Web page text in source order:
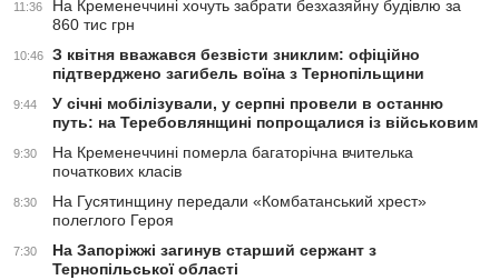
11:36
На Кременеччині хочуть забрати безхазяйну будівлю за
860 тис грн
10:46
З квітня вважався безвісти зниклим: офіційно
підтверджено загибель воїна з Тернопільщини
9:44
У січні мобілізували, у серпні провели в останню
путь: на Теребовлянщині попрощалися із військовим
9:30
На Кременеччині померла багаторічна вчителька
початкових класів
8:30
На Гусятинщину передали «Комбатанський хрест»
полеглого Героя
7:30
На Запоріжжі загинув старший сержант з
Тернопільської області